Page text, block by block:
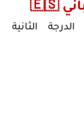
الثانية